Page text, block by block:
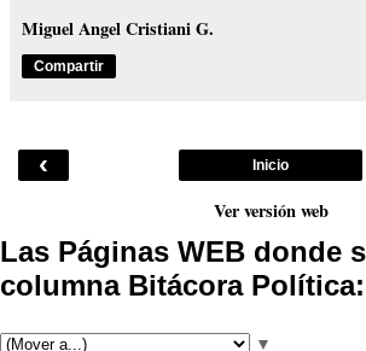
Miguel Angel Cristiani G.
Compartir
‹ Inicio
Ver versión web
Las Páginas WEB donde
columna Bitácora Política:
▼